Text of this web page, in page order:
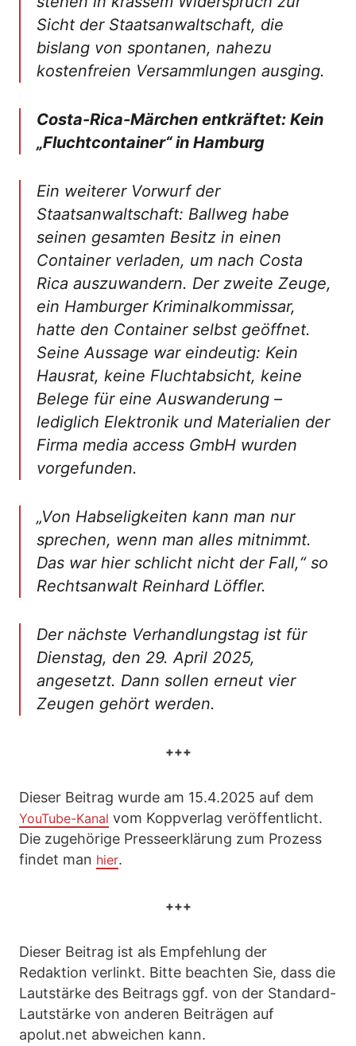
Sicht der Staatsanwaltschaft, die
bislang von spontanen, nahezu
kostenfreien Versammlungen ausging.
Costa-Rica-Märchen entkräftet: Kein
„Fluchtcontainer“ in Hamburg
Ein weiterer Vorwurf der
Staatsanwaltschaft: Ballweg habe
seinen gesamten Besitz in einen
Container verladen, um nach Costa
Rica auszuwandern. Der zweite Zeuge,
ein Hamburger Kriminalkommissar,
hatte den Container selbst geöffnet.
Seine Aussage war eindeutig: Kein
Hausrat, keine Fluchtabsicht, keine
Belege für eine Auswanderung –
lediglich Elektronik und Materialien der
Firma media access GmbH wurden
vorgefunden.
„Von Habseligkeiten kann man nur
sprechen, wenn man alles mitnimmt.
Das war hier schlicht nicht der Fall,“so
Rechtsanwalt Reinhard Löffler.
Der nächste Verhandlungstag ist für
Dienstag, den 29. April 2025,
angesetzt. Dann sollen erneut vier
Zeugen gehört werden.
+++
Dieser Beitrag wurde am 15.4.2025 auf dem
YouTube-Kanal vom Koppverlag veröffentlicht.
Die zugehörige Presseerklärung zum Prozess
findet man hier.
+++
Dieser Beitrag ist als Empfehlung der
Redaktion verlinkt. Bitte beachten Sie, dass die
Lautstärke des Beitrags ggf. von der Standard-
Lautstärke von anderen Beiträgen auf
apolut.net abweichen kann.